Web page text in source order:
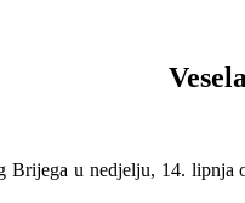
Brijega u nedjelju, 14.